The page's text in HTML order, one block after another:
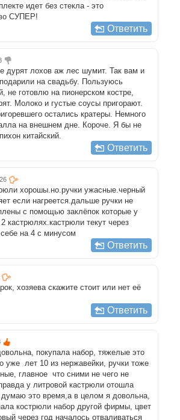
идет без стекла - это
СУПЕР!
Ответить
дурят лохов аж лес шумит. Так вам и
на свадьбу. Пользуюсь
не готовлю на пионерском костре,
Молоко и густые соусы пригорают.
остались кратеры. Немного
на внешнем дне. Короче. Я бы не
китайский.
Ответить
хорошы.но.ручки ужасные.черный
если нагреется.дальше ручки не
с помощью заклёпок которые у
кастрюлях.кастрюли текут через
себе на 4 с минусом
Ответить
хозяева скажите стоит или нет её
Ответить
покупала набор, тяжелые это
уже лет 10 из нержавейки, ручки тоже
главное что сними не чего не
у литровой кастрюли отошла
думаю это время,а в целом я довольна,
кострюли набор другой фирмы, цвет
через год началось отваливаться